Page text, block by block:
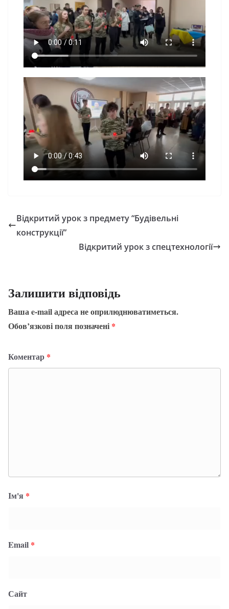
Відкритий урок з предмету “Будівельні
конструкції”
Відкритий урок з спецтехнології
Залишити відповідь
Ваша e-mail адреса не оприлюднюватиметься.
Обов’язкові поля позначені *
Коментар *
Ім'я *
Email *
Сайт